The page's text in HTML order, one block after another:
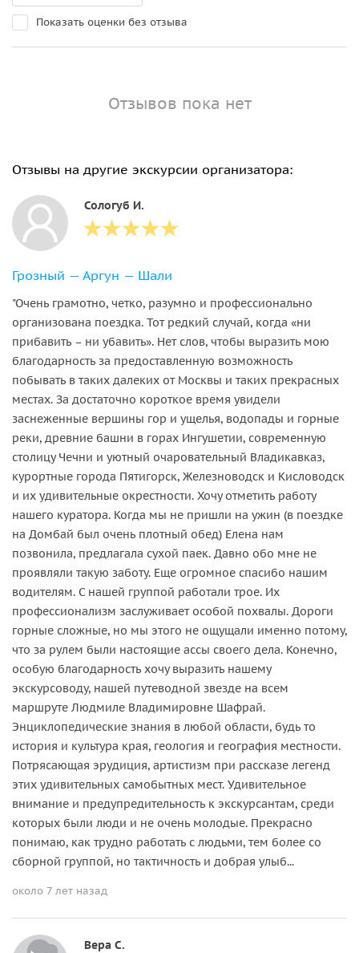
Показать оценки без отзыва
Отзывов пока нет
Отзывы на другие экскурсии организатора:
Сологуб И.
Грозный — Аргун — Шали
"Очень грамотно, четко, разумно и профессионально
организована поездка. Тот редкий случай, когда «ни
прибавить – ни убавить». Нет слов, чтобы выразить мою
благодарность за предоставленную возможность
побывать в таких далеких от Москвы и таких прекрасных
местах. За достаточно короткое время увидели
заснеженные вершины гор и ущелья, водопады и горные
реки, древние башни в горах Ингушетии, современную
столицу Чечни и уютный очаровательный Владикавказ,
курортные города Пятигорск, Железноводск и Кисловодск
и их удивительные окрестности. Хочу отметить работу
нашего куратора. Когда мы не пришли на ужин (в поездке
на Домбай был очень плотный обед) Елена нам
позвонила, предлагала сухой паек. Давно обо мне не
проявляли такую заботу. Еще огромное спасибо нашим
водителям. С нашей группой работали трое. Их
профессионализм заслуживает особой похвалы. Дороги
горные сложные, но мы этого не ощущали именно потому,
что за рулем были настоящие ассы своего дела. Конечно,
особую благодарность хочу выразить нашему
экскурсоводу, нашей путеводной звезде на всем
маршруте Людмиле Владимировне Шафрай.
Энциклопедические знания в любой области, будь то
история и культура края, геология и география местности.
Потрясающая эрудиция, артистизм при рассказе легенд
этих удивительных самобытных мест. Удивительное
внимание и предупредительность к экскурсантам, среди
которых были люди и не очень молодые. Прекрасно
понимаю, как трудно работать с людьми, тем более со
сборной группой, но тактичность и добрая улыб...
около 7 лет назад
Вера С.